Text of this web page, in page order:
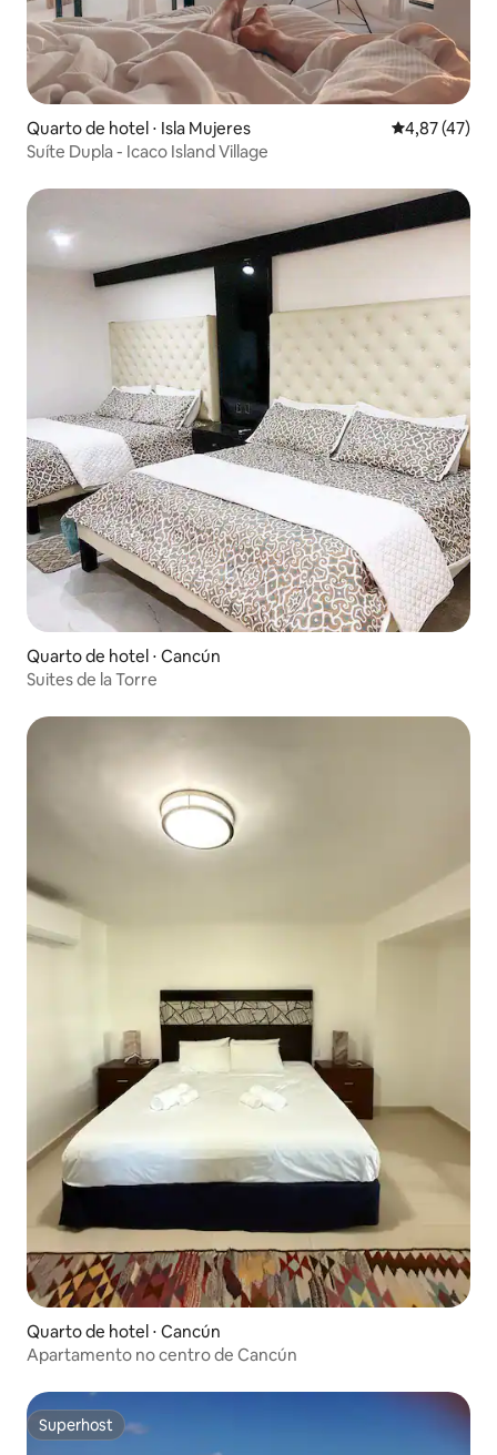
Quarto de hotel ⋅ Isla Mujeres 4,87 de uma
4,87 (47)
Suíte Dupla - Icaco Island Village
Quarto de hotel ⋅ Cancún
Suites de la Torre
Quarto de hotel ⋅ Cancún
Apartamento no centro de Cancún
Superhost
Superhost